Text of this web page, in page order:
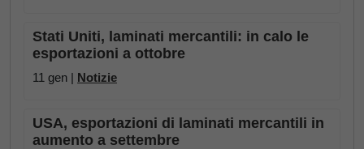
Stati Uniti, laminati mercantili: in calo le
esportazioni a ottobre
11 gen | Notizie
USA, esportazioni di laminati mercantili in
aumento a settembre